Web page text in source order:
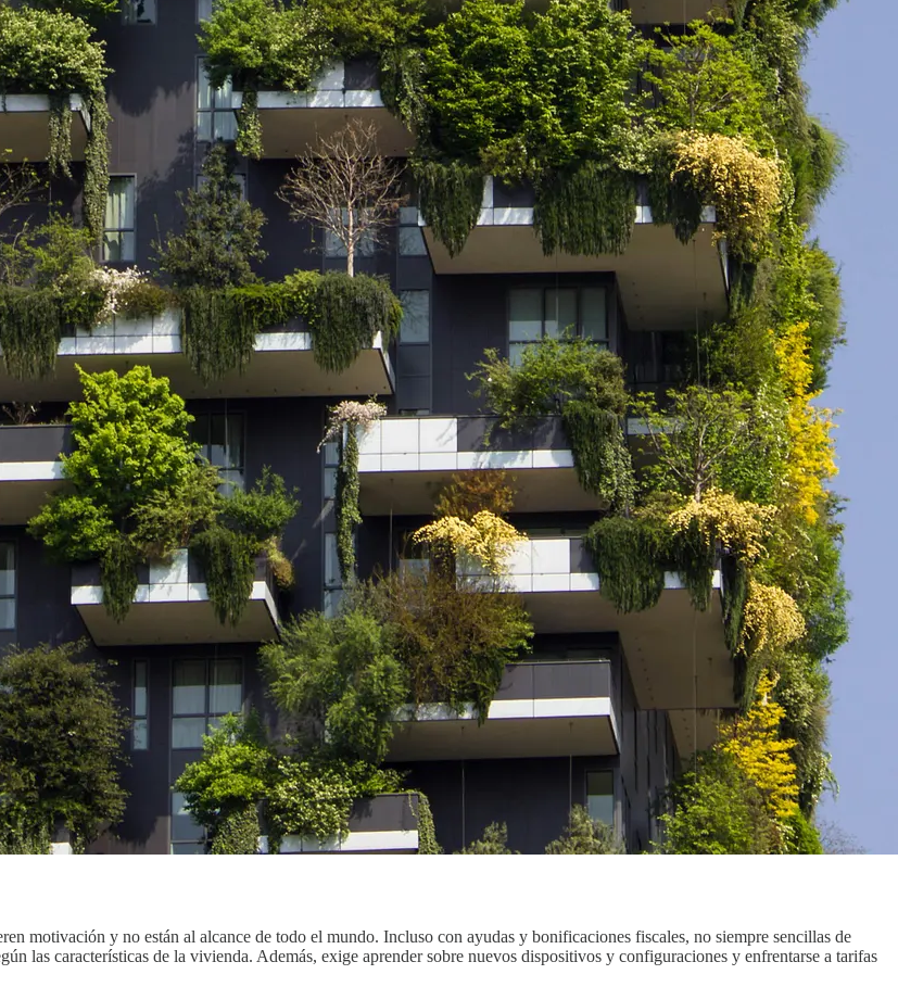
motivación y no están al alcance de todo el mundo. Incluso con ayudas y bonificaciones fiscales, no siempre sencillas de
las características de la vivienda. Además, exige aprender sobre nuevos dispositivos y configuraciones y enfrentarse a tarifas